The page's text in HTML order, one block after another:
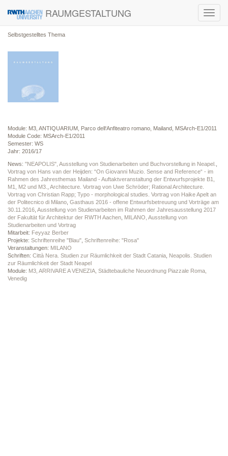
RAUMGESTALTUNG
Selbstgestelltes Thema
Module: M3, ANTIQUARIUM, Parco dell‘Anfiteatro romano, Mailand, MSArch-E1/2011
Module Code: MSArch-E1/2011
Semester: WS
Jahr: 2016/17
News: "NEAPOLIS", Ausstellung von Studienarbeiten und Buchvorstellung in Neapel.
Vortrag von Hans van der Heijden: “On Giovanni Muzio. Sense and Reference“ - im
Rahmen des Jahresthemas Mailand - Auftaktveranstaltung der Entwurfsprojekte B1,
M1, M2 und M3.
Architecture. Vortrag von Uwe Schröder; Rational Architecture.
Vortrag von Christian Rapp; Typo - morphological studies. Vortrag von Haike Apelt an
der Politecnico di Milano Gasthaus 2016 - offene Entwurfsbetreuung und Vorträge am
30.11.2016 Ausstellung von Studienarbeiten im Rahmen der Jahresausstellung 2017
der Fakultät für Architektur der RWTH Aachen MILANO, Ausstellung von
Studienarbeiten und Vortrag
Mitarbeit: Feyyaz Berber
Projekte: Schriftenreihe "Blau" Schriftenreihe: "Rosa"
Veranstaltungen: MILANO
Schriften: Città Nera. Studien zur Räumlichkeit der Stadt Catania Neapolis. Studien
zur Räumlichkeit der Stadt Neapel
Module: M3, ARRIVARE A VENEZIA, Städtebauliche Neuordnung Piazzale Roma,
Venedig